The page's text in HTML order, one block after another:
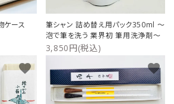
ケース
筆シャン 詰め替え用パック350ml ～
泡で筆を洗う 業界初 筆用洗浄剤～
3,850円(税込)
favorite favorite